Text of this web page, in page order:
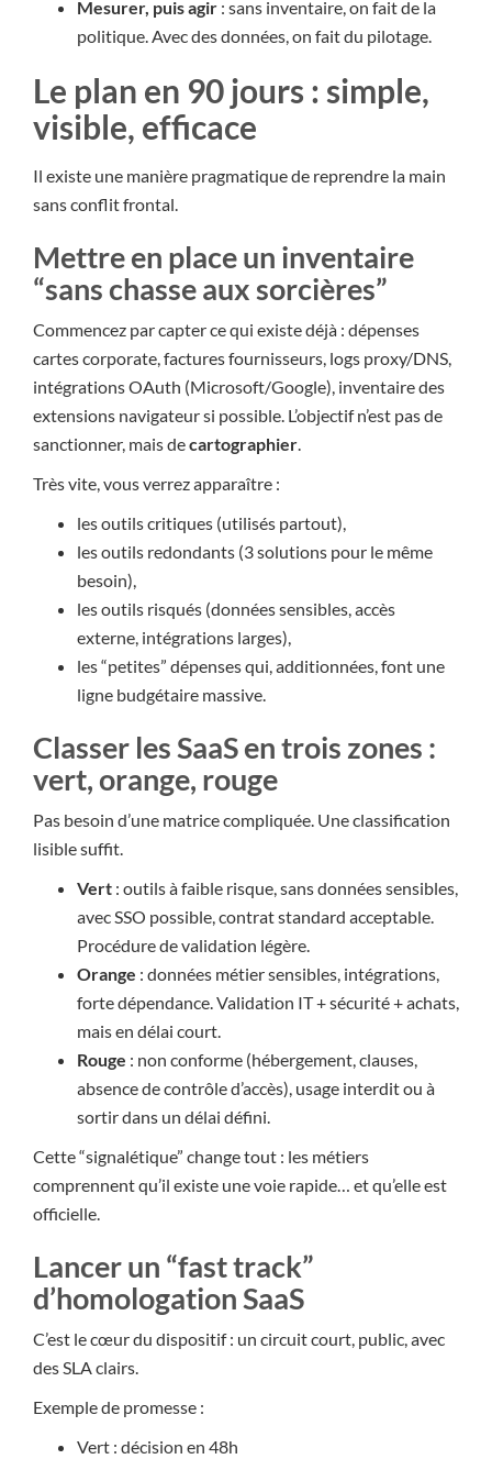
Mesurer, puis agir : sans inventaire, on fait de la
politique. Avec des données, on fait du pilotage.
Le plan en 90 jours : simple,
visible, efficace
Il existe une manière pragmatique de reprendre la main
sans conflit frontal.
Mettre en place un inventaire
“sans chasse aux sorcières”
Commencez par capter ce qui existe déjà : dépenses
cartes corporate, factures fournisseurs, logs proxy/DNS,
intégrations OAuth (Microsoft/Google), inventaire des
extensions navigateur si possible. L’objectif n’est pas de
sanctionner, mais decartographier.
Très vite, vous verrez apparaître :
les outils critiques (utilisés partout),
les outils redondants (3 solutions pour le même
besoin),
les outils risqués (données sensibles, accès
externe, intégrations larges),
les “petites” dépenses qui, additionnées, font une
ligne budgétaire massive.
Classer les SaaS en trois zones :
vert, orange, rouge
Pas besoin d’une matrice compliquée. Une classification
lisible suffit.
Vert : outils à faible risque, sans données sensibles,
avec SSO possible, contrat standard acceptable.
Procédure de validation légère.
Orange : données métier sensibles, intégrations,
forte dépendance. Validation IT + sécurité + achats,
mais en délai court.
Rouge : non conforme (hébergement, clauses,
absence de contrôle d’accès), usage interdit ou à
sortir dans un délai défini.
Cette “signalétique” change tout : les métiers
comprennent qu’il existe une voie rapide… et qu’elle est
officielle.
Lancer un “fast track”
d’homologation SaaS
C’est le cœur du dispositif : un circuit court, public, avec
des SLA clairs.
Exemple de promesse :
Vert : décision en 48h